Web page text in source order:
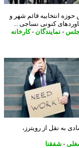
قائم شهر و
کنونی نساجی ...
-نمایندگان-کارخانه
از رویترز،
-شفقنا